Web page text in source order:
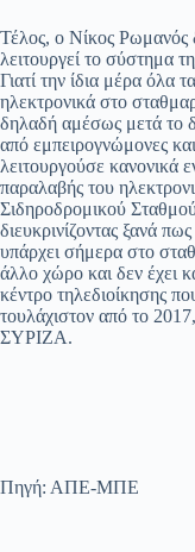
Τέλος, ο Νίκος Ρωμανός
λειτουργεί το σύστημα
Γιατί την ίδια μέρα όλα
ηλεκτρονικά στο
δηλαδή αμέσως μετά το
από εμπειρογνώμονες
λειτουργούσε κανονικά
παραλαβής του
Σιδηροδρομικού
διευκρινίζοντας ξανά
υπάρχει σήμερα στο
άλλο χώρο και δεν έχει
κέντρο τηλεδιοίκησης
τουλάχιστον από το
ΣΥΡΙΖΑ.
Πηγή: ΑΠΕ-ΜΠΕ